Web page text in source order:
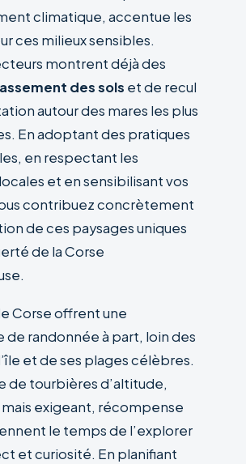
climatique, accentue les
ces milieux sensibles.
montrent déjà des
des sols et de recul
autour des mares les plus
En adoptant des pratiques
en respectant les
et en sensibilisant vos
contribuez concrètement
de ces paysages uniques
de la Corse
Corse offrent une
de randonnée à part, loin des
et de ses plages célèbres.
de tourbières d’altitude,
exigeant, récompense
le temps de l’explorer
et curiosité. En planifiant